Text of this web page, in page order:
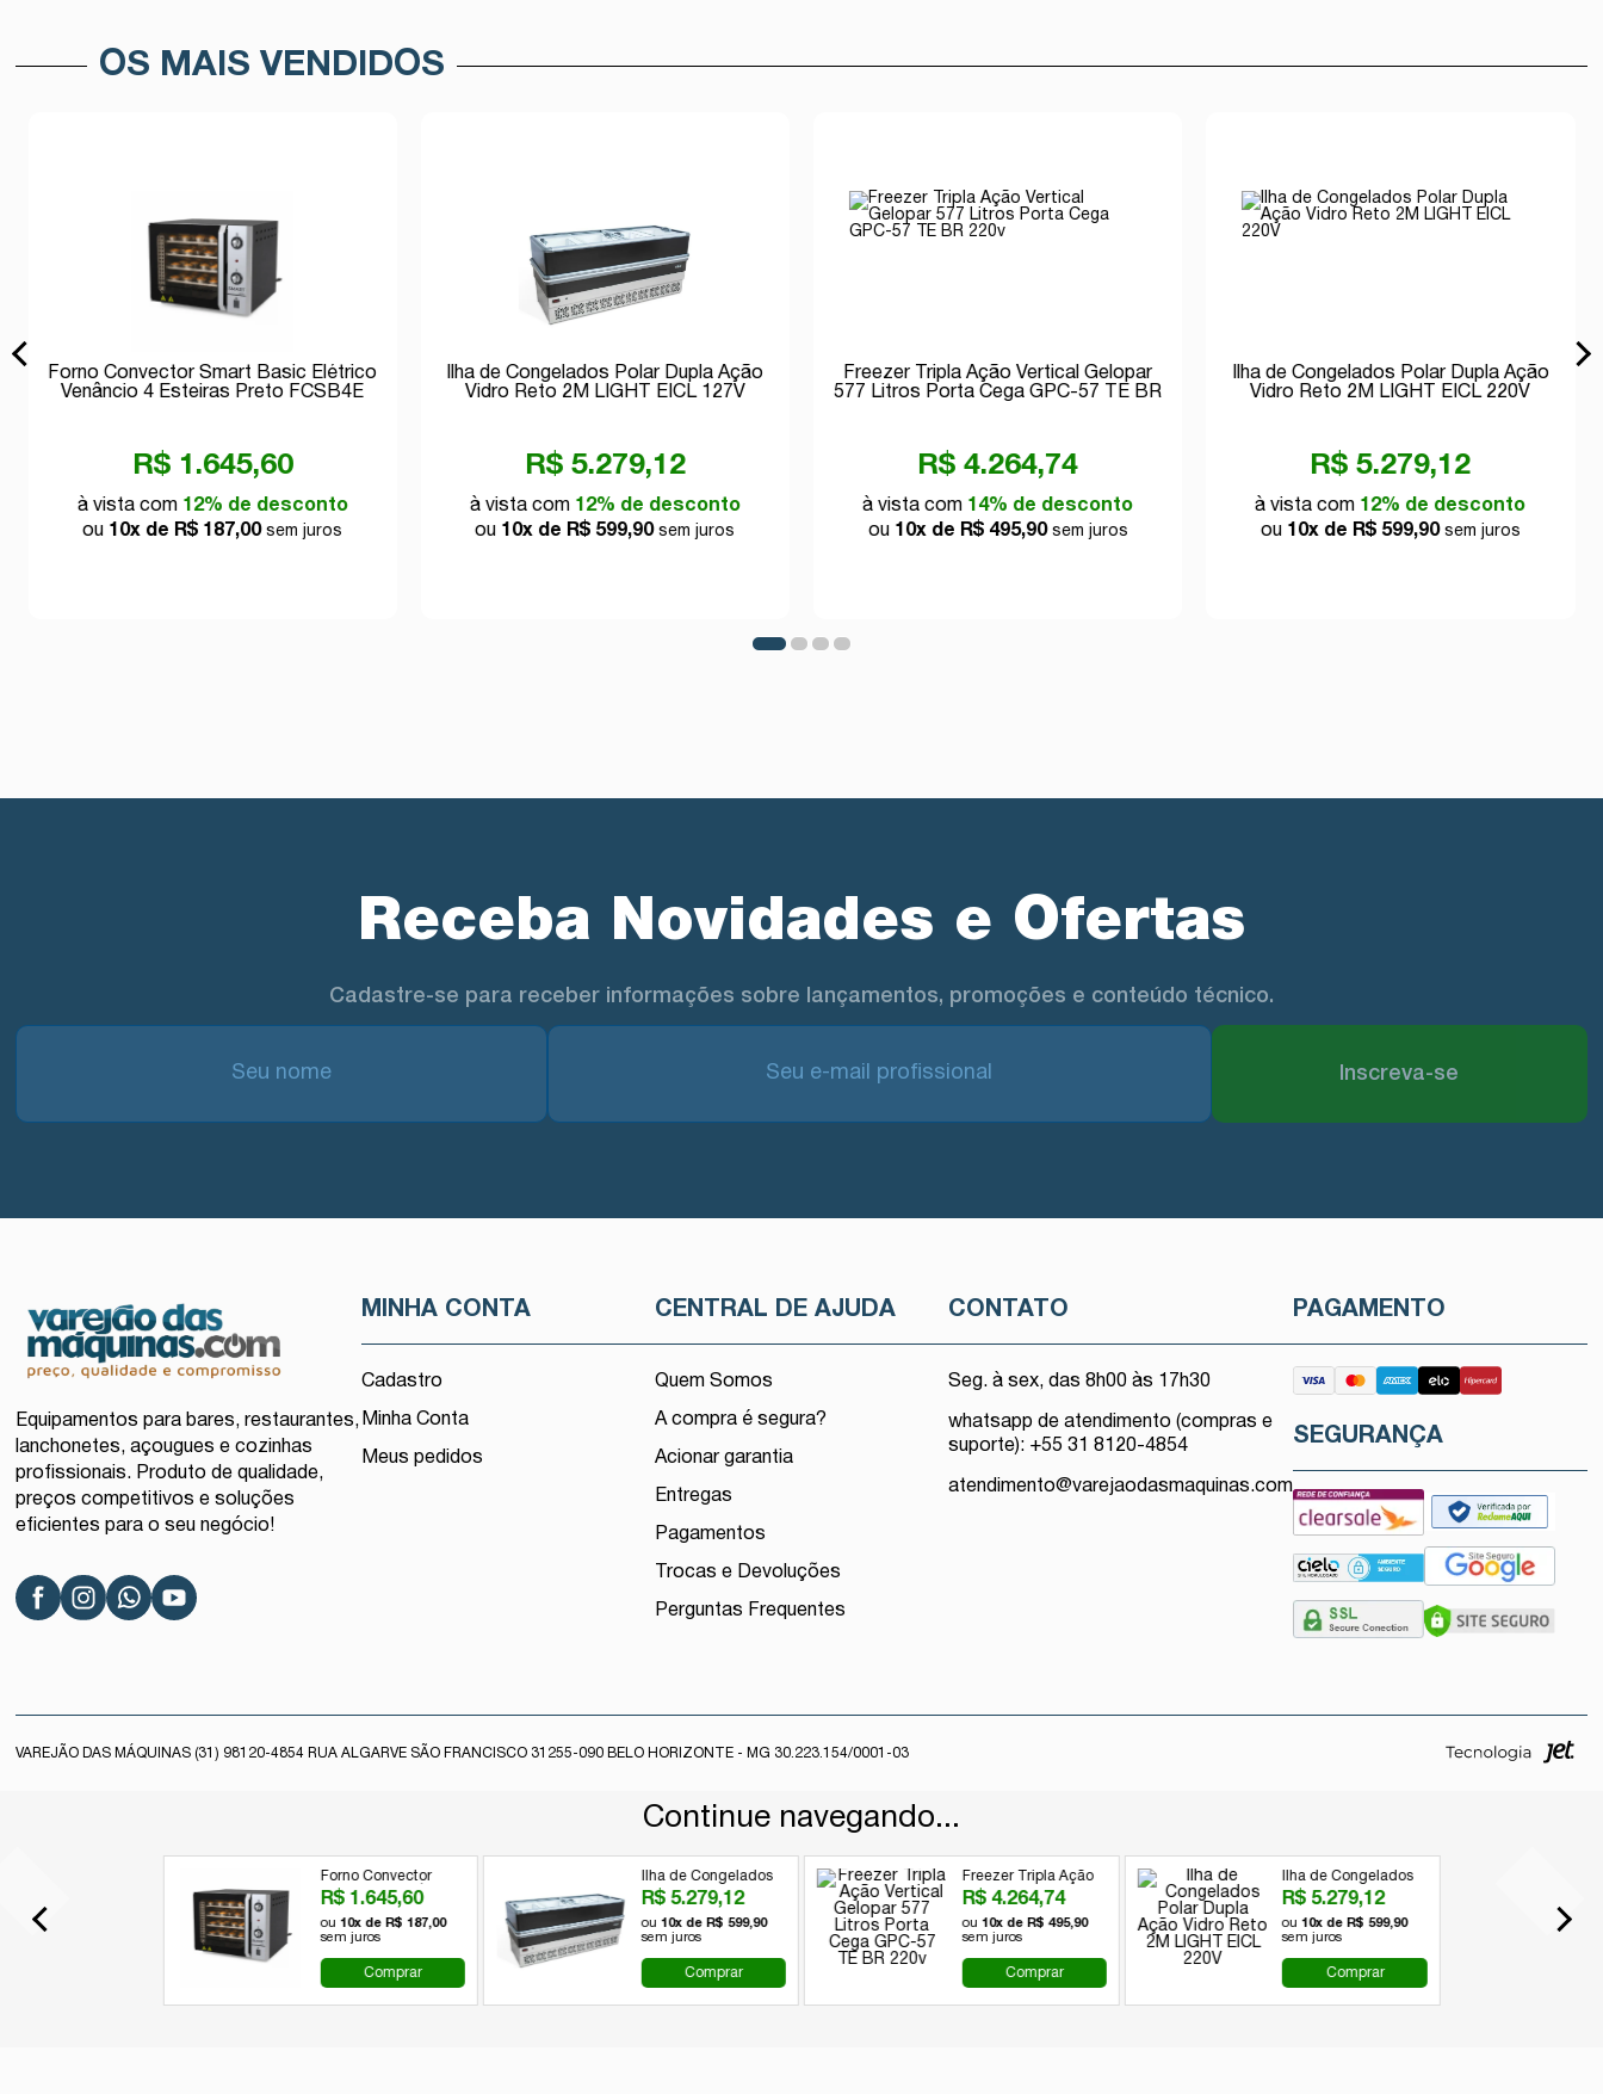
OS MAIS VENDIDOS
Forno Convector Smart Basic Elétrico
Venâncio 4 Esteiras Preto FCSB4E
R$ 1.645,60
à vista com 12% de desconto
ou 10x de R$ 187,00sem juros
Ilha de Congelados Polar Dupla Ação
Vidro Reto 2M LIGHT EICL 127V
R$ 5.279,12
à vista com 12% de desconto
ou 10x de R$ 599,90sem juros
Freezer Tripla Ação Vertical Gelopar
577 Litros Porta Cega GPC-57 TE BR
R$ 4.264,74
à vista com 14% de desconto
ou 10x de R$ 495,90sem juros
Ilha de Congelados Polar Dupla Ação
Vidro Reto 2M LIGHT EICL 220V
R$ 5.279,12
à vista com 12% de desconto
ou 10x de R$ 599,90sem juros
Receba Novidades e Ofertas
Cadastre-se para receber informações sobre lançamentos, promoções e conteúdo técnico.
Inscreva-se
Equipamentos para bares, restaurantes,
lanchonetes, açougues e cozinhas
profissionais. Produto de qualidade,
preços competitivos e soluções
eficientes para o seu negócio!
MINHA CONTA
Cadastro
Minha Conta
Meus pedidos
CENTRAL DE AJUDA
Quem Somos
A compra é segura?
Acionar garantia
Entregas
Pagamentos
Trocas e Devoluções
Perguntas Frequentes
CONTATO
Seg. à sex, das 8h00 às 17h30
whatsapp de atendimento (compras e
suporte): +55 31 8120-4854
atendimento@varejaodasmaquinas.com
PAGAMENTO
SEGURANÇA
VAREJÃO DAS MÁQUINAS (31) 98120-4854 RUA ALGARVE SÃO FRANCISCO 31255-090 BELO HORIZONTE - MG 30.223.154/0001-03